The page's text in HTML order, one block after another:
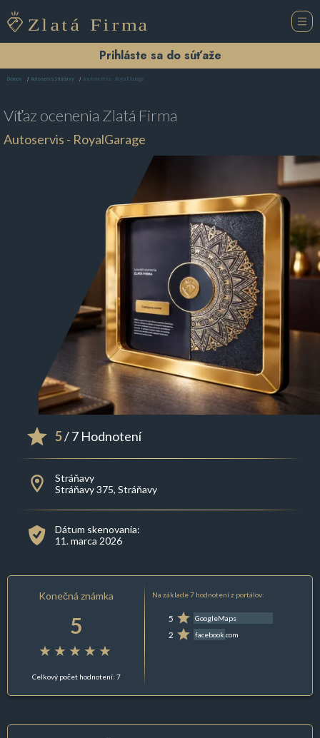
Prihláste sa do súťaže
Domov Autoservis Stráňavy Autoservis - RoyalGarage
Víťaz ocenenia Zlatá Firma
Autoservis - RoyalGarage
5/ 7 Hodnotení
Stráňavy
Stráňavy 375, Stráňavy
Dátum skenovania:
11. marca 2026
Konečná známka
5
Celkový počet hodnotení: 7
Na základe 7 hodnotení z portálov:
5 GoogleMaps
2 facebook.com